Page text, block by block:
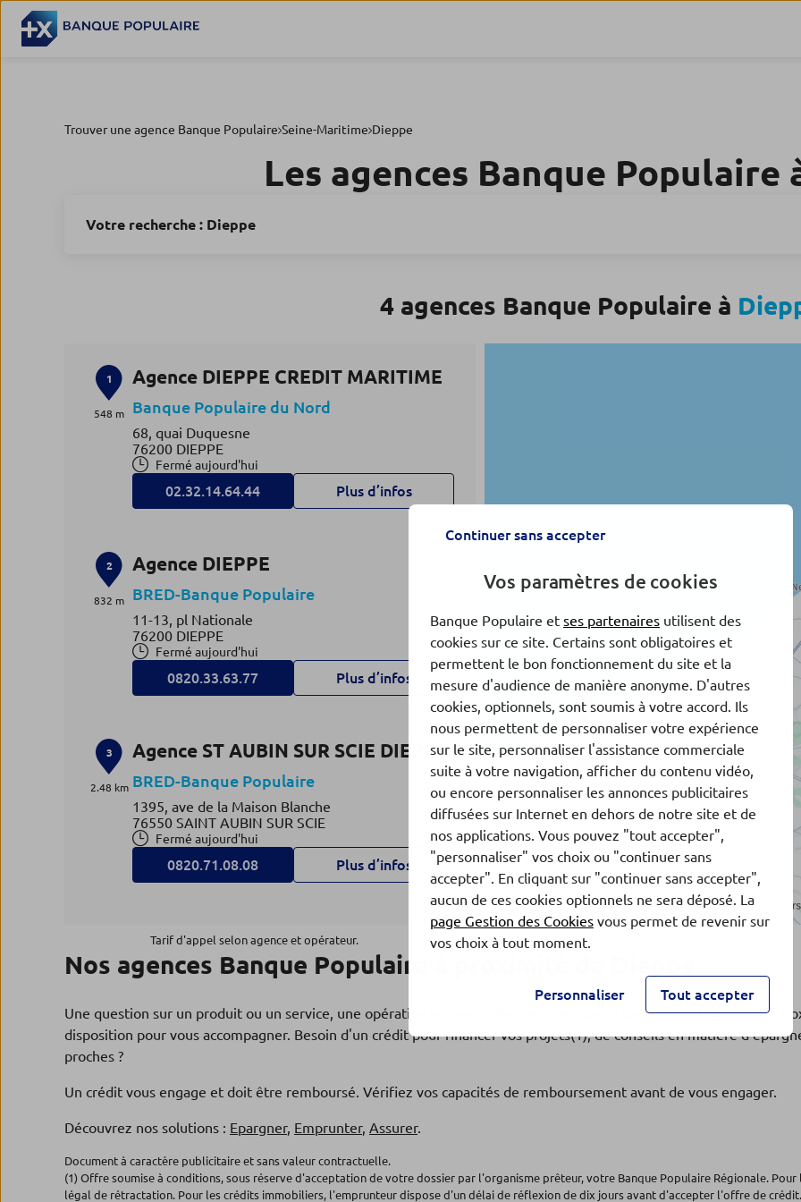
Trouver une agence Banque Populaire Seine-Maritime Dieppe
Les agences Banque Populaire
Votre recherche : Dieppe
4 agences Banque Populaire à
1
548 m
Agence DIEPPE CREDIT MARITIME
Banque Populaire du Nord
68, quai Duquesne
76200 DIEPPE
Fermé aujourd'hui
02.32.14.64.44 Plus d’infos
2
832 m
Agence DIEPPE
BRED-Banque Populaire
11-13, pl Nationale
76200 DIEPPE
Fermé aujourd'hui
0820.33.63.77 Plus d’infos
3
2.48 km
Agence ST AUBIN SUR SCIE DIEPPE
BRED-Banque Populaire
1395, ave de la Maison Blanche
76550 SAINT AUBIN SUR SCIE
Fermé aujourd'hui
0820.71.08.08 Plus d’infos
28.04 km
Agence EU
BRED-Banque Populaire
76260 EU
Fermé aujourd'hui
3
x2
Tarif d'appel selon agence et opérateur.
Nos agences Banque Populaire à proximité de Dieppe
Une question sur un produit ou un service, une opération en cours ? Rendez-vous dans l'une de nos4 agencesà
disposition pour vous accompagner. Besoin d'un crédit pour financer vos projets(1), de conseils en matière
proches ?
Un crédit vous engage et doit être remboursé. Vérifiez vos capacités de remboursement avant de vous engager.
Découvrez nos solutions : Epargner, Emprunter, Assurer.
Document à caractère publicitaire et sans valeur contractuelle.
(1) Offre soumise à conditions, sous réserve d'acceptation de votre dossier par l'organisme prêteur, votre Banque Populaire Régionale.
légal de rétractation. Pour les crédits immobiliers, l'emprunteur dispose d'un délai de réflexion de dix jours avant d'accepter l'offre de
Continuer sans accepter
Vos paramètres de cookies
Banque Populaire et ses partenaires utilisent des
cookies sur ce site. Certains sont obligatoires et
permettent le bon fonctionnement du site et la
mesure d'audience de manière anonyme. D'autres
cookies, optionnels, sont soumis à votre accord. Ils
nous permettent de personnaliser votre expérience
sur le site, personnaliser l'assistance commerciale
suite à votre navigation, afficher du contenu vidéo,
ou encore personnaliser les annonces publicitaires
diffusées sur Internet en dehors de notre site et de
nos applications. Vous pouvez "tout accepter",
"personnaliser" vos choix ou "continuer sans
accepter". En cliquant sur "continuer sans accepter",
aucun de ces cookies optionnels ne sera déposé. La
page Gestion des Cookies vous permet de revenir sur
vos choix à tout moment.
Personnaliser Tout accepter